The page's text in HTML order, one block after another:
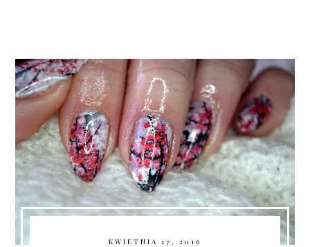
KWIETNIA 17, 2016